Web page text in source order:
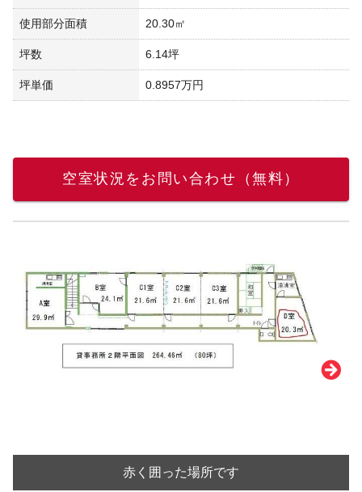
使用部分面積 20.30㎡
坪数 6.14坪
坪単価 0.8957万円
空室状況をお問い合わせ（無料）
赤く囲った場所です